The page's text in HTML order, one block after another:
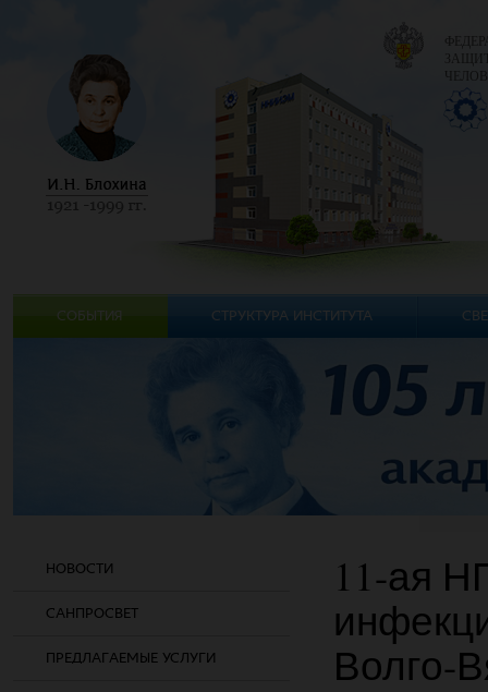
НОВОСТИ
САНПРОСВЕТ
ПРЕДЛАГАЕМЫЕ УСЛУГИ
11-ая
Волго-
СОБЫТИЯ СТРУКТУРА ИНСТИТУТА